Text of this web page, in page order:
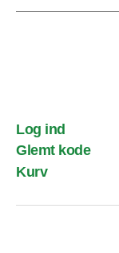
Log ind
Glemt kode
Kurv